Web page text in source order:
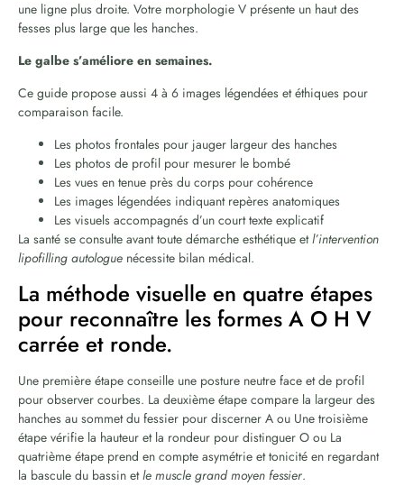
une ligne plus droite. Votre morphologie V présente un haut des
fesses plus large que les hanches.
Le galbe s’améliore en semaines.
Ce guide propose aussi 4 à 6 images légendées et éthiques pour
comparaison facile.
Les photos frontales pour jauger largeur des hanches
Les photos de profil pour mesurer le bombé
Les vues en tenue près du corps pour cohérence
Les images légendées indiquant repères anatomiques
Les visuels accompagnés d’un court texte explicatif
La santé se consulte avant toute démarche esthétique etl’intervention
lipofilling autologue nécessite bilan médical.
La méthode visuelle en quatre étapes
pour reconnaître les formes A O H V
carrée et ronde.
Une première étape conseille une posture neutre face et de profil
pour observer courbes. La deuxième étape compare la largeur des
hanches au sommet du fessier pour discerner A ou Une troisième
étape vérifie la hauteur et la rondeur pour distinguer O ou La
quatrième étape prend en compte asymétrie et tonicité en regardant
la bascule du bassin etle muscle grand moyen fessier.